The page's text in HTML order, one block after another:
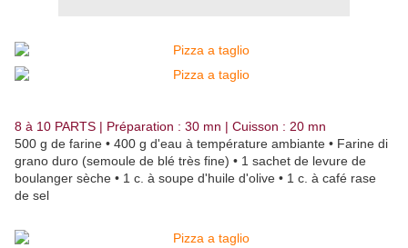
8 à 10 PARTS | Préparation : 30 mn | Cuisson : 20 mn
500 g de farine • 400 g d'eau à température ambiante • Farine di
grano duro (semoule de blé très fine) • 1 sachet de levure de
boulanger sèche • 1 c. à soupe d'huile d'olive • 1 c. à café rase
de sel